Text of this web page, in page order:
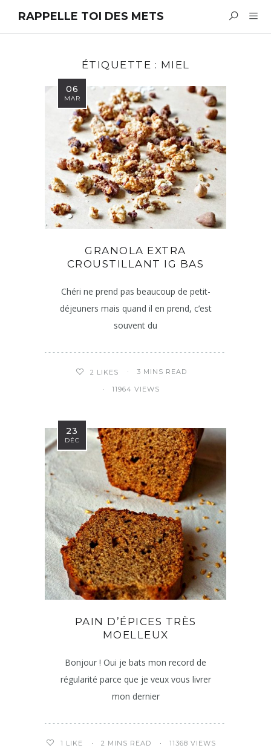
RAPPELLE TOI DES METS
ÉTIQUETTE : MIEL
06
MAR
GRANOLA EXTRA
CROUSTILLANT IG BAS
Chéri ne prend pas beaucoup de petit-
déjeuners mais quand il en prend, c’est
souvent du
2 LIKES 3 MINS READ
11964 VIEWS
23
DÉC
PAIN D’ÉPICES TRÈS
MOELLEUX
Bonjour ! Oui je bats mon record de
régularité parce que je veux vous livrer
mon dernier
1 LIKE 2 MINS READ 11368 VIEWS